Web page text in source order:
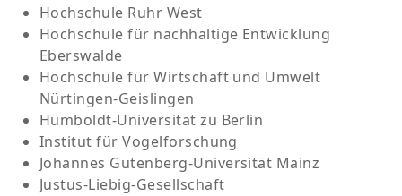
Hochschule Ruhr West
Hochschule für nachhaltige Entwicklung
Eberswalde
Hochschule für Wirtschaft und Umwelt
Nürtingen-Geislingen
Humboldt-Universität zu Berlin
Institut für Vogelforschung
Johannes Gutenberg-Universität Mainz
Justus-Liebig-Gesellschaft